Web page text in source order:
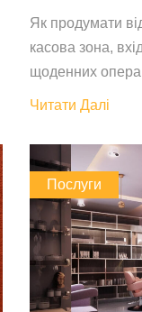
Як продумати
касова зона,
щоденних
Читати Далі
Послуги